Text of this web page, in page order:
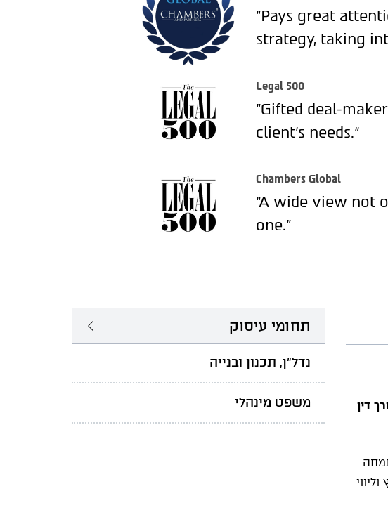
"Pays great
strategy, taking
Legal 500
"Gifted deal-
client’s needs.“
Chambers Global
“A wide view not
one.”
דין
תחומי עיסוק
נדל"ן, תכנון ובנייה
משפט מינהלי